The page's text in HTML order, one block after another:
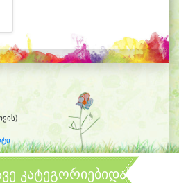
კატეგორიებიდან